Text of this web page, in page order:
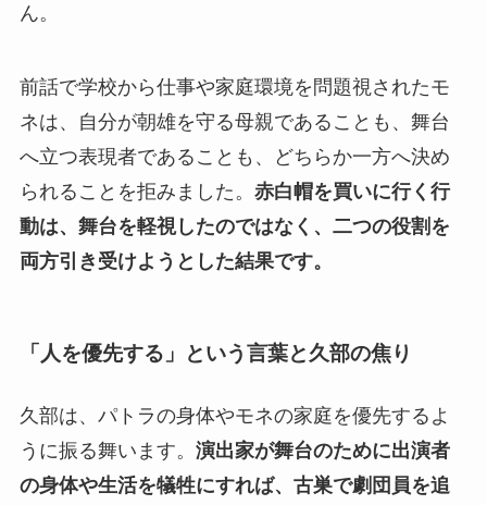
ん。
前話で学校から仕事や家庭環境を問題視されたモ
ネは、自分が朝雄を守る母親であることも、舞台
へ立つ表現者であることも、どちらか一方へ決め
られることを拒みました。 赤白帽を買いに行く行
動は、舞台を軽視したのではなく、二つの役割を
両方引き受けようとした結果です。
「人を優先する」という言葉と久部の焦り
久部は、パトラの身体やモネの家庭を優先するよ
うに振る舞います。 演出家が舞台のために出演者
の身体や生活を犠牲にすれば、古巣で劇団員を追